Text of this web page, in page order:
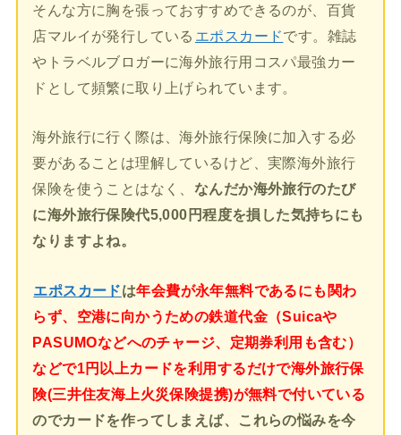
そんな方に胸を張っておすすめできるのが、百貨
店マルイが発行している エポスカードです。雑誌
やトラベルブロガーに海外旅行用コスパ最強カー
ドとして頻繁に取り上げられています。
海外旅行に行く際は、海外旅行保険に加入する必
要があることは理解しているけど、実際海外旅行
保険を使うことはなく、 なんだか海外旅行のたび
に海外旅行保険代5,000円程度を損した気持ちにも
なりますよね。
エポスカードは年会費が永年無料であるにも関わ
らず、空港に向かうための鉄道代金（Suicaや
PASUMOなどへのチャージ、定期券利用も含む）
などで1円以上カードを利用するだけで海外旅行保
険(三井住友海上火災保険提携)が無料で付いている
のでカードを作ってしまえば、これらの悩みを今